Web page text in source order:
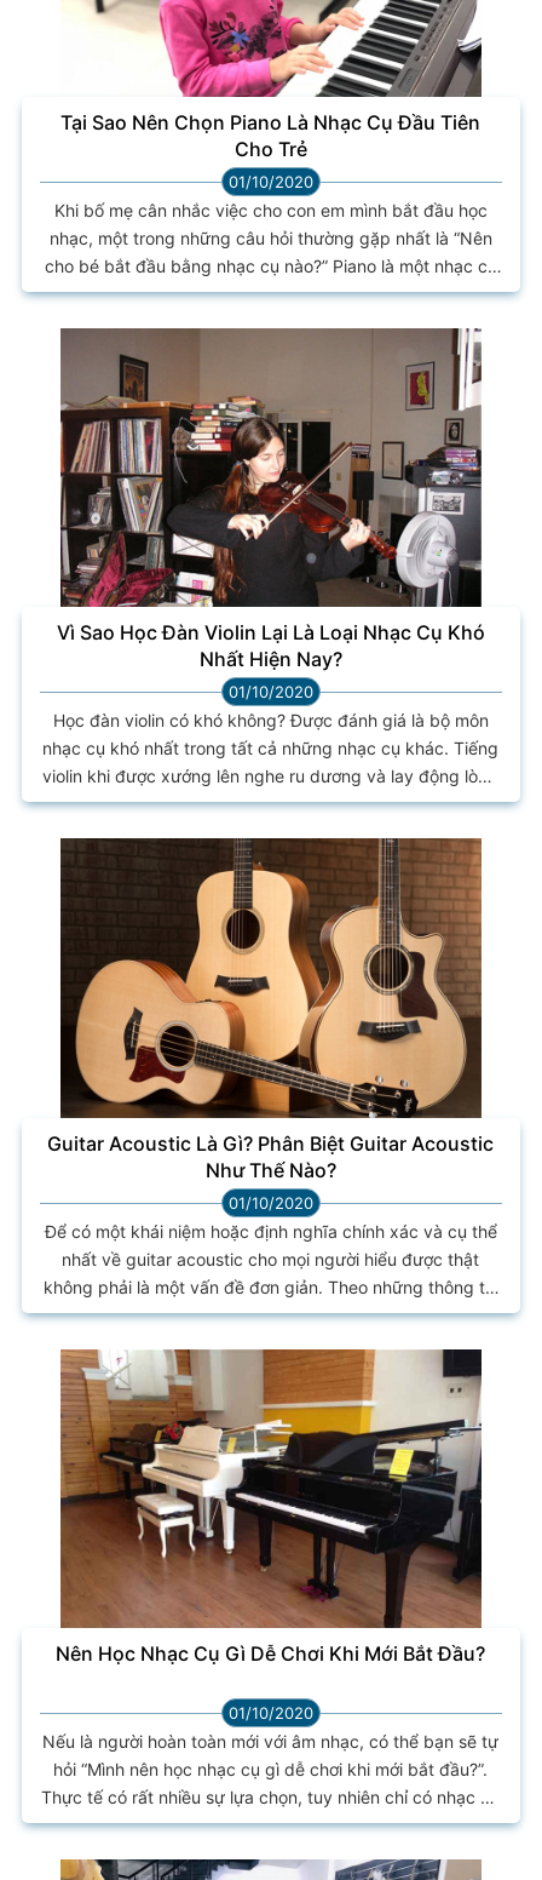
Tại Sao Nên Chọn Piano Là Nhạc Cụ Đầu Tiên
Cho Trẻ
01/10/2020
Khi bố mẹ cân nhắc việc cho con em mình bắt đầu học
nhạc, một trong những câu hỏi thường gặp nhất là “Nên
cho bé bắt đầu bằng nhạc cụ nào?” Piano là một nhạc cụ
tuyệt vời để bắt đầu, giúp cung cấp nền tảng vững chắc
sẽ cung cấp các bài học nhạc lý vô cùng quan trọng cho
Vì Sao Học Đàn Violin Lại Là Loại Nhạc Cụ Khó
Nhất Hiện Nay?
01/10/2020
Học đàn violin có khó không? Được đánh giá là bộ môn
nhạc cụ khó nhất trong tất cả những nhạc cụ khác. Tiếng
violin khi được xướng lên nghe ru dương và lay động lòng
người. Khiến cho nhiều người ao ước có thể tự chơi violin
chỉ để giải trí. Có thể bạn đã biết, Violin là một loại nhạc cụ
được đánh giá là khó chơi nhất trong những...
Guitar Acoustic Là Gì? Phân Biệt Guitar Acoustic
Như Thế Nào?
01/10/2020
Để có một khái niệm hoặc định nghĩa chính xác và cụ thể
nhất về guitar acoustic cho mọi người hiểu được thật
không phải là một vấn đề đơn giản. Theo những thông tin
mà chúng tôi tìm hiểu được thì hầu hết các trang thông tin
Acoustic, đa số các trang đều đưa ra các thông tin nói về
sự khác biệt của dòng đàn guitar này để...
Nên Học Nhạc Cụ Gì Dễ Chơi Khi Mới Bắt Đầu?
01/10/2020
Nếu là người hoàn toàn mới với âm nhạc, có thể bạn sẽ tự
hỏi “Mình nên học nhạc cụ gì dễ chơi khi mới bắt đầu?”.
Thực tế có rất nhiều sự lựa chọn, tuy nhiên chỉ có nhạc cụ
phù hợp chứ không có nhạc cụ dễ chơi nhất vì độ khó dễ